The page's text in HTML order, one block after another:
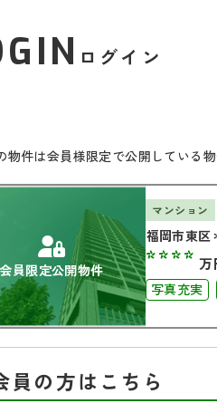
ログイン
物件は会員様限定で公開している
会員限定公開物件
マンション
福岡市東区
**** 万
写真充実
員の方はこちら